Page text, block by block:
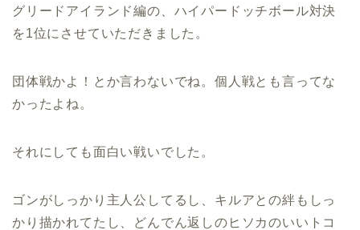
グリードアイランド編の、ハイパードッチボール対決
を1位にさせていただきました。
団体戦かよ！とか言わないでね。個人戦とも言ってな
かったよね。
それにしても面白い戦いでした。
ゴンがしっかり主人公してるし、キルアとの絆もしっ
かり描かれてたし、どんでん返しのヒソカのいいトコ